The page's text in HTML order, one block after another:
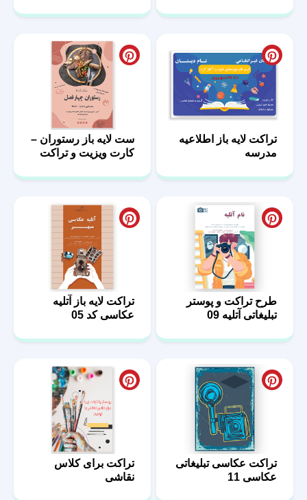
تراکت لایه باز اطلاعیه
مدرسه
ست لایه باز رستوران –
کارت ویزیت و تراکت
طرح تراکت و پوستر
تبلیغاتی آتلیه 09
تراکت لایه باز آتلیه
عکاسی کد 05
تراکت عکاسی تبلیغاتی
عکاسی 11
تراکت برای کلاس
نقاشی